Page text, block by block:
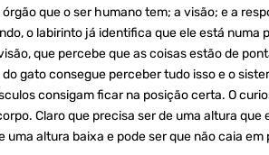
que o ser humano tem; a visão; e a
o labirinto já identifica que ele está numa
que percebe que as coisas estão de
gato consegue perceber tudo isso e o
consigam ficar na posição certa.O
Claro que precisa ser de uma altura
uma altura baixa e pode ser que não caia em